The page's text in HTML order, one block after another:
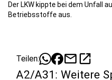
Der LKW kippte bei dem Unfall
Betriebsstoffe aus.
Teilen: mailopen_in_new
A2/A31: Weitere